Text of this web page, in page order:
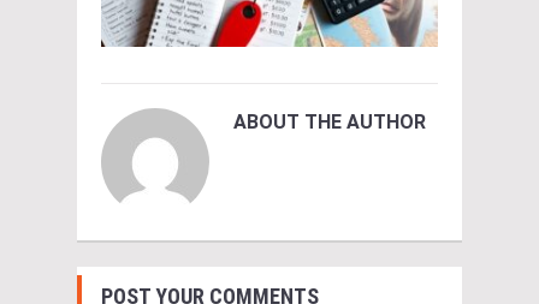
ABOUT THE AUTHOR
POST YOUR COMMENTS